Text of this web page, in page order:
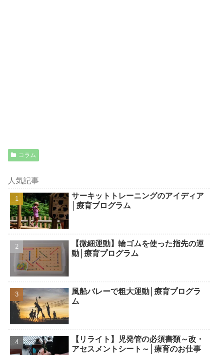
コラム
人気記事
サーキットトレーニングのアイディア
│療育プログラム
【微細運動】輪ゴムを使った指先の運
動│療育プログラム
風船バレーで粗大運動│療育プログラ
ム
【リライト】児発管の必須書類～改・
アセスメントシート～│療育のお仕事